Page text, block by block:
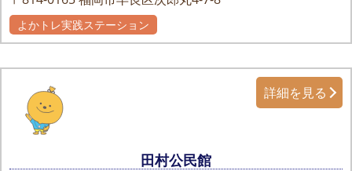
よかトレ実践ステーション
田村公民館
詳細を見る